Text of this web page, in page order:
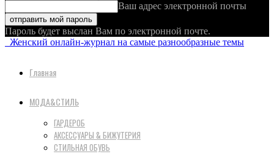
Ваш адрес электронной почты
Пароль будет выслан Вам по электронной почте.
Женский онлайн-журнал на самые разнообразные темы
Главная
МОДА&СТИЛЬ
ГАРДЕРОБ
АКСЕССУАРЫ & БИЖУТЕРИЯ
СТИЛЬНАЯ ОБУВЬ